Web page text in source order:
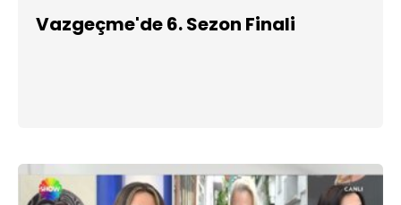
Vazgeçme'de 6. Sezon Finali